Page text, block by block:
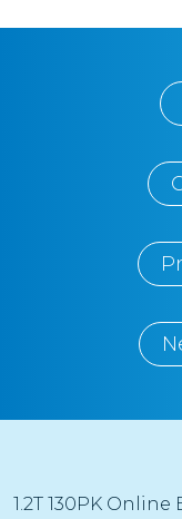
1.2T 130PK